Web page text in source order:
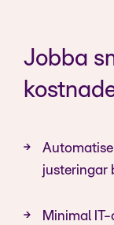
Jobba
justeringar
Minimal